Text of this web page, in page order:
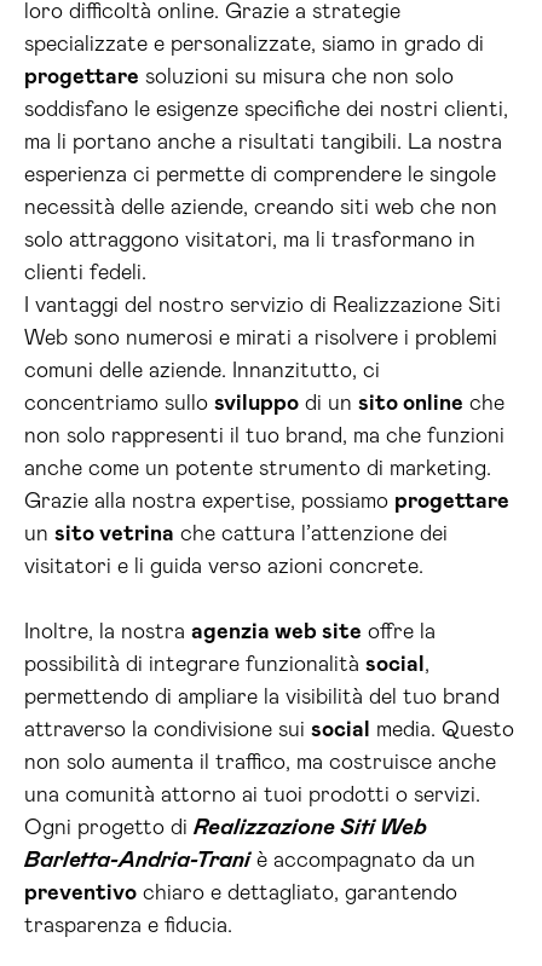
loro difficoltà online. Grazie a strategie
specializzate e personalizzate, siamo in grado di
progettare soluzioni su misura che non solo
soddisfano le esigenze specifiche dei nostri clienti,
ma li portano anche a risultati tangibili. La nostra
esperienza ci permette di comprendere le singole
necessità delle aziende, creando siti web che non
solo attraggono visitatori, ma li trasformano in
clienti fedeli.
I vantaggi del nostro servizio di Realizzazione Siti
Web sono numerosi e mirati a risolvere i problemi
comuni delle aziende. Innanzitutto, ci
concentriamo sullo sviluppo di un sito online che
non solo rappresenti il tuo brand, ma che funzioni
anche come un potente strumento di marketing.
Grazie alla nostra expertise, possiamo progettare
un sito vetrina che cattura l’attenzione dei
visitatori e li guida verso azioni concrete.
Inoltre, la nostra agenzia web site offre la
possibilità di integrare funzionalità social ,
permettendo di ampliare la visibilità del tuo brand
attraverso la condivisione sui social
media. Questo
non solo aumenta il traffico, ma costruisce anche
una comunità attorno ai tuoi prodotti o servizi.
Ogni progetto di Realizzazione Siti Web
Barletta-Andria-Traniè accompagnato da un
preventivo chiaro e dettagliato, garantendo
trasparenza e fiducia.